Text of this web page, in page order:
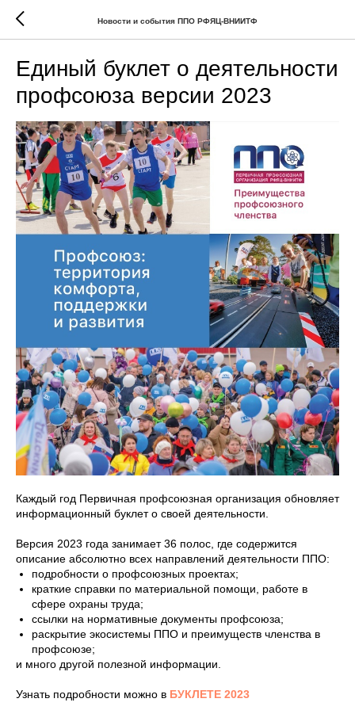
Новости и события ППО РФЯЦ-ВНИИТФ
Единый буклет о деятельности
профсоюза версии 2023
Каждый год Первичная профсоюзная организация обновляет
информационный буклет о своей деятельности.
Версия 2023 года занимает 36 полос, где содержится
описание абсолютно всех направлений деятельности ППО:
подробности о профсоюзных проектах;
краткие справки по материальной помощи, работе в
сфере охраны труда;
ссылки на нормативные документы профсоюза;
раскрытие экосистемы ППО и преимуществ членства в
профсоюзе;
и много другой полезной информации.
Узнать подробности можно в БУКЛЕТЕ 2023